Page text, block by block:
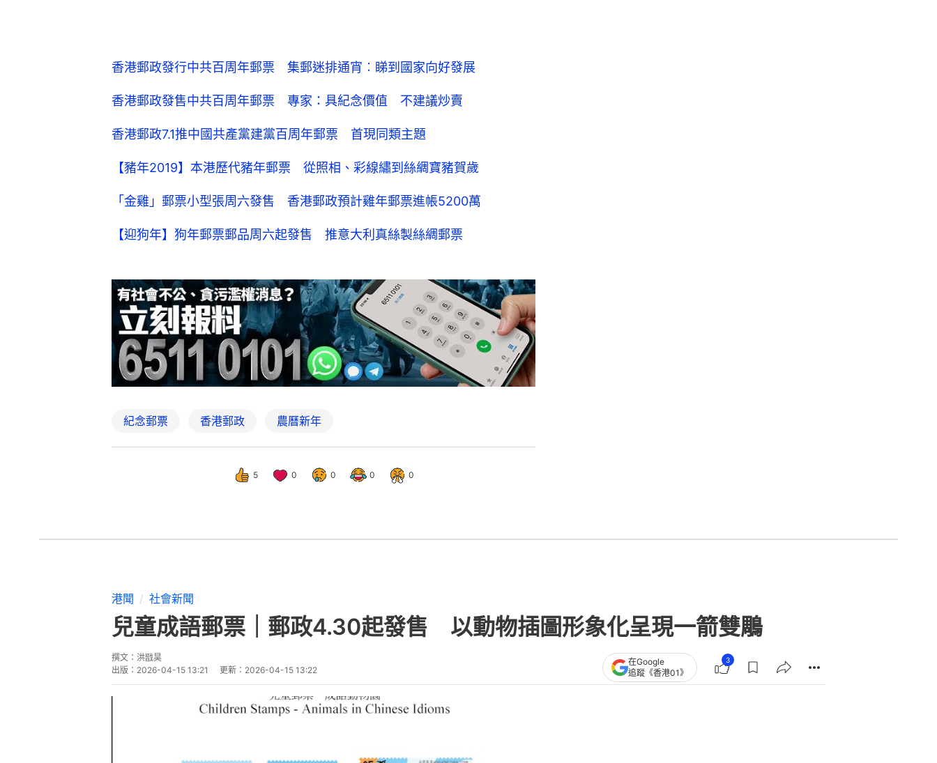
香港郵政發行中共百周年郵票 集郵迷排通宵︰睇到國家向好發展
香港郵政發售中共百周年郵票 專家：具紀念價值 不建議炒賣
香港郵政7.1推中國共產黨建黨百周年郵票 首現同類主題
【豬年2019】本港歷代豬年郵票 從照相、彩線繡到絲綢寶豬賀歲
「金雞」郵票小型張周六發售 香港郵政預計雞年郵票進帳5200萬
【迎狗年】狗年郵票郵品周六起發售 推意大利真絲製絲綢郵票
紀念郵票 香港郵政 農曆新年
5 0 0 0 0
港聞 社會新聞
兒童成語郵票｜郵政4.30起發售 以動物插圖形象化呈現一箭雙鵰
撰文： 洪戩昊
出版： 2026-04-15 13:21 更新： 2026-04-15 13:22
在Google
追蹤《香港01》
3